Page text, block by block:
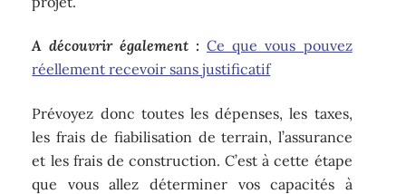
A découvrir également : Ce que vous pouvez
réellement recevoir sans justificatif
Prévoyez donc toutes les dépenses, les taxes,
les frais de fiabilisation de terrain, l’assurance
et les frais de construction. C’est à cette étape
que vous allez déterminer vos capacités à